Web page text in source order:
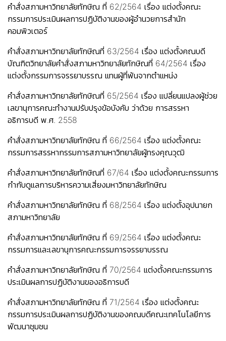
คำสั่งสภามหาวิทยาลัยทักษิณ ที่ 62/2564 เรื่อง แต่งตั้งคณะ
กรรมการประเมินผลการปฏิบัติงานของผู้อำนวยการสำนัก
คอมพิวเตอร์
คำสั่งสภามหาวิทยาลัยทักษิณที่ 63/2564 เรื่อง แต่งตั้งคณบดี
บัณฑิตวิทยาลัยคำสั่งสภามหาวิทยาลัยทักษิณที่ 64/2564 เรื่อง
แต่งตั้งกรรมการจรรยาบรรณ แทนผู้ที่พ้นจากตำแหน่ง
คำสั่งสภามหาวิทยาลัยทักษิณที่ 65/2564 เรื่อง แปลี่ยนแปลงผู้ช่วย
เลขานุการคณะทำงานปรับปรุงข้อบังคับ ว่าด้วย การสรรหา
อธิการบดี พ.ศ. 2558
คำสั่งสภามหาวิทยาลัยทักษิณ ที่ 66/2564 เรื่อง แต่งตั้งคณะ
กรรมการสรรหากรรมการสภามหาวิทยาลัยผู้ทรงคุณวุฒิ
คำสั่งสภามหาวิทยาลัยทักษิณที่ 67/64 เรื่อง แต่งตั้งคณะกรรมการ
กำกับดูแลการบริหารความเสี่ยงมหาวิทยาลัยทักษิณ
คำสั่งสภามหาวิทยาลัยทักษิณ ที่ 68/2564 เรื่อง แต่งตั้งอุปนายก
สภามหาวิทยาลัย
คำสั่งสภามหาวิทยาลัยทักษิณ ที่ 69/2564 เรื่อง แต่งตั้งคณะ
กรรมการและเลขานุการคณะกรรมการจรรยาบรรณ
คำสั่งสภามหาวิทยาลัยทักษิณ ที่ 70/2564 แต่งตั้งคณะกรรมการ
ประเมินผลการปฏิบัติงานของอธิการบดี
คำสั่งสภามหาวิทยาลัยทักษิณ ที่ 71/2564 เรื่อง แต่งตั้งคณะ
กรรมการประเมินผลการปฏิบัติงานของคณบดีคณะเทคโนโลยีการ
พัฒนาชุมชน